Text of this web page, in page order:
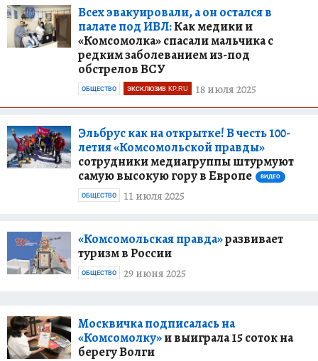
Всех эвакуировали, а он остался в
палате под ИВЛ:Как медики и
«Комсомолка» спасали мальчика с
редким заболеванием из-под
обстрелов ВСУ
18 июля 2025
ОБЩЕСТВО ЭКСКЛЮЗИВ KP.RU
Эльбрус как на открытке! В честь 100-
летия «Комсомольской правды»
сотрудники медиагруппы штурмуют
самую высокую гору в Европе
ВИДЕО
11 июля 2025
ОБЩЕСТВО
«Комсомольская правда»развивает
туризм в России
29 июня 2025
ОБЩЕСТВО
Москвичка подписалась на
«Комсомолку»и выиграла 15 соток на
берегу Волги